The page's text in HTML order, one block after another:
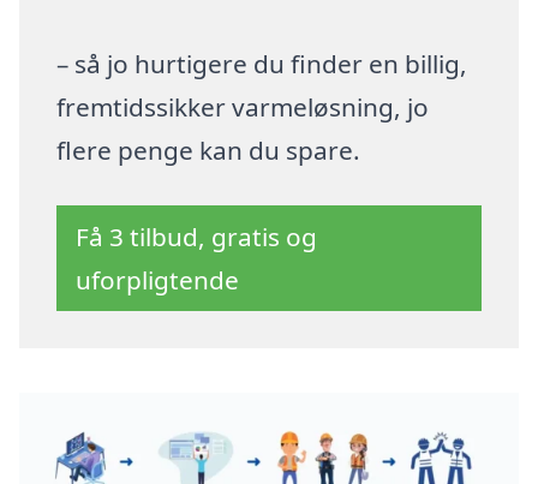
– så jo hurtigere du finder en billig,
fremtidssikker varmeløsning, jo
flere penge kan du spare.
Få 3 tilbud, gratis og
uforpligtende